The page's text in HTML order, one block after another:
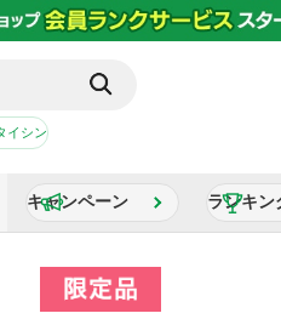
イシン
キャンペーン ランキン